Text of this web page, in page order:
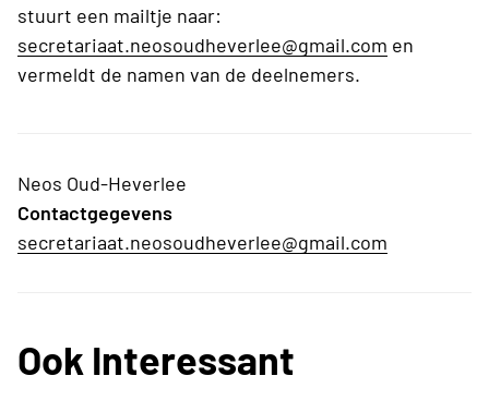
stuurt een mailtje naar:
secretariaat.neosoudheverlee@gmail.com en
vermeldt de namen van de deelnemers.
Neos Oud-Heverlee
Contactgegevens
secretariaat.neosoudheverlee@gmail.com
Ook Interessant